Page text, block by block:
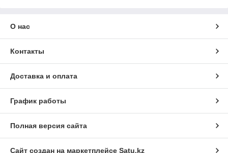
О нас
Контакты
Доставка и оплата
График работы
Полная версия сайта
Сайт создан на маркетплейсе Satu.kz